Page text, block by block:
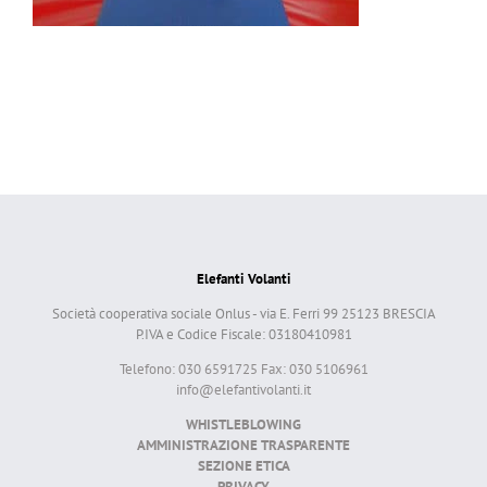
Elefanti Volanti
Società cooperativa sociale Onlus - via E. Ferri 99 25123 BRESCIA
P.IVA e Codice Fiscale: 03180410981
Telefono: 030 6591725 Fax: 030 5106961
info@elefantivolanti.it
WHISTLEBLOWING
AMMINISTRAZIONE TRASPARENTE
SEZIONE ETICA